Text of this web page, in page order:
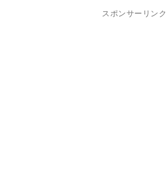
スポンサーリンク